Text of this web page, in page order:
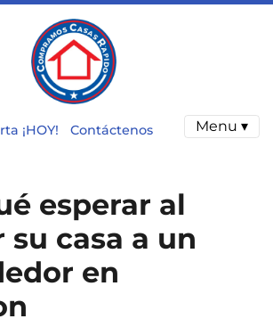
¡HOY! Contáctenos Menu ▾
esperar al
su casa a un
en